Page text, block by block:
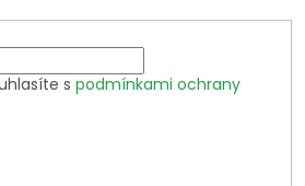
s podmínkami ochrany